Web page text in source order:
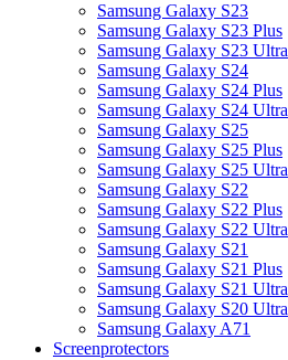
Samsung Galaxy S23
Samsung Galaxy S23 Plus
Samsung Galaxy S23 Ultra
Samsung Galaxy S24
Samsung Galaxy S24 Plus
Samsung Galaxy S24 Ultra
Samsung Galaxy S25
Samsung Galaxy S25 Plus
Samsung Galaxy S25 Ultra
Samsung Galaxy S22
Samsung Galaxy S22 Plus
Samsung Galaxy S22 Ultra
Samsung Galaxy S21
Samsung Galaxy S21 Plus
Samsung Galaxy S21 Ultra
Samsung Galaxy S20 Ultra
Samsung Galaxy A71
Screenprotectors